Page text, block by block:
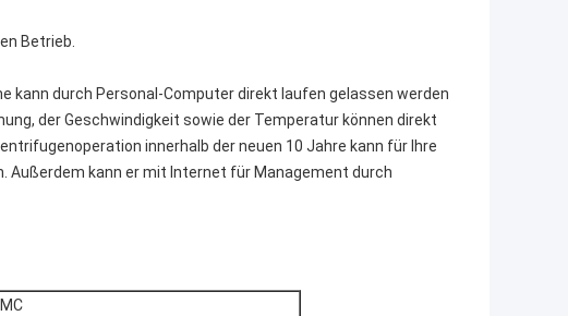
Betrieb.
kann durch Personal-Computer direkt laufen gelassen werden
der Geschwindigkeit sowie der Temperatur können direkt
innerhalb der neuen 10 Jahre kann für Ihre
Außerdem kann er mit Internet für Management durch